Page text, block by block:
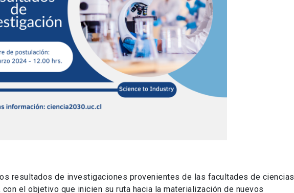
resultados de investigaciones provenientes de las facultades de ciencias
con el objetivo que inicien su ruta hacia la materialización de nuevos